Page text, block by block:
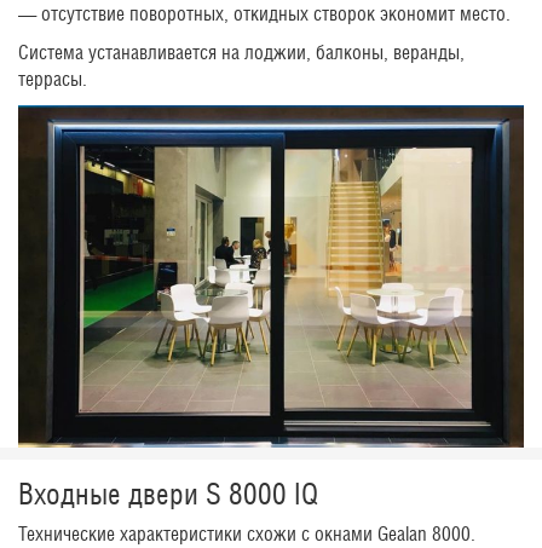
— отсутствие поворотных, откидных створок экономит место.
Система устанавливается на лоджии, балконы, веранды,
террасы.
Входные двери S 8000 IQ
Технические характеристики схожи с окнами Gealan 8000.